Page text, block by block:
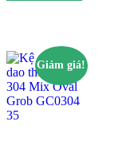
Giảm giá!